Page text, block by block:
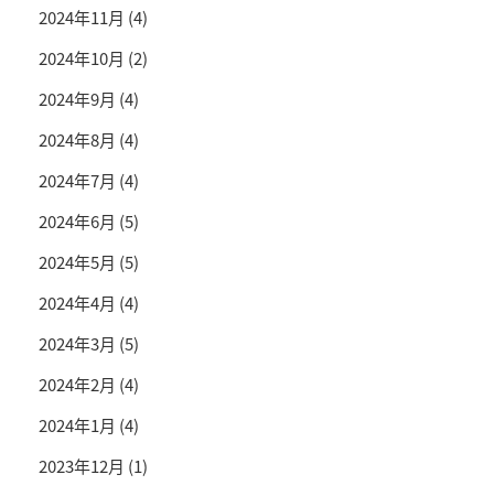
2024年11月 (4)
2024年10月 (2)
2024年9月 (4)
2024年8月 (4)
2024年7月 (4)
2024年6月 (5)
2024年5月 (5)
2024年4月 (4)
2024年3月 (5)
2024年2月 (4)
2024年1月 (4)
2023年12月 (1)